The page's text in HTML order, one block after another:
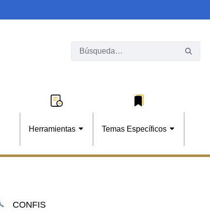
Herramientas Temas Específicos
CONFIS